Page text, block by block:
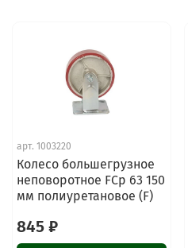
арт. 1003220
Колесо большегрузное
неповоротное FCp 63 150
мм полиуретановое (F)
845 ₽